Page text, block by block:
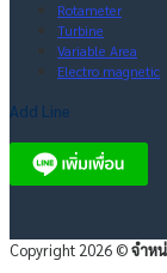
Rotameter
Turbine
Variable Area
Electro magnetic
Add Line
Copyright 2026 ©จำห